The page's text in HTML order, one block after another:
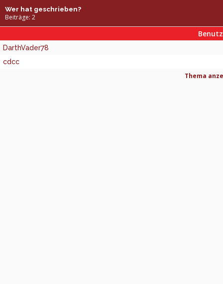
Wer hat geschrieben?
Beiträge: 2
DarthVader78
cdcc
Thema